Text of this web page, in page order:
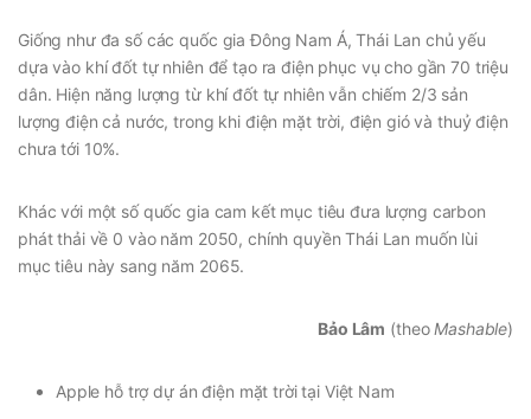
Giống như đa số các quốc gia Đông Nam Á, Thái Lan chủ yếu
dựa vào khí đốt tự nhiên để tạo ra điện phục vụ cho gần 70 triệu
dân. Hiện năng lượng từ khí đốt tự nhiên vẫn chiếm 2/3 sản
lượng điện cả nước, trong khi điện mặt trời, điện gió và thuỷ điện
chưa tới 10%.
Khác với một số quốc gia cam kết mục tiêu đưa lượng carbon
phát thải về 0 vào năm 2050, chính quyền Thái Lan muốn lùi
mục tiêu này sang năm 2065.
Bảo Lâm (theo Mashable)
Apple hỗ trợ dự án điện mặt trời tại Việt Nam